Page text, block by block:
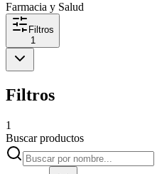
Farmacia y Salud
Filtros
1
Filtros
1
Buscar productos